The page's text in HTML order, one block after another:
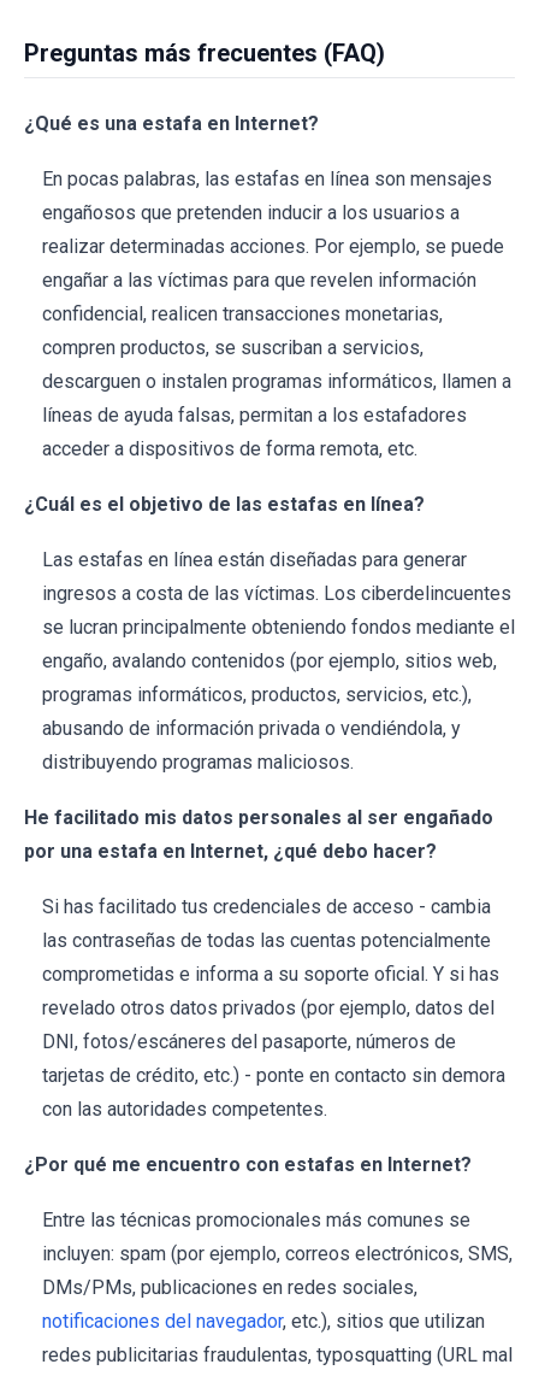
Preguntas más frecuentes (FAQ)
¿Qué es una estafa en Internet?
En pocas palabras, las estafas en línea son mensajes
engañosos que pretenden inducir a los usuarios a
realizar determinadas acciones. Por ejemplo, se puede
engañar a las víctimas para que revelen información
confidencial, realicen transacciones monetarias,
compren productos, se suscriban a servicios,
descarguen o instalen programas informáticos, llamen a
líneas de ayuda falsas, permitan a los estafadores
acceder a dispositivos de forma remota, etc.
¿Cuál es el objetivo de las estafas en línea?
Las estafas en línea están diseñadas para generar
ingresos a costa de las víctimas. Los ciberdelincuentes
se lucran principalmente obteniendo fondos mediante el
engaño, avalando contenidos (por ejemplo, sitios web,
programas informáticos, productos, servicios, etc.),
abusando de información privada o vendiéndola, y
distribuyendo programas maliciosos.
He facilitado mis datos personales al ser engañado
por una estafa en Internet, ¿qué debo hacer?
Si has facilitado tus credenciales de acceso - cambia
las contraseñas de todas las cuentas potencialmente
comprometidas e informa a su soporte oficial. Y si has
revelado otros datos privados (por ejemplo, datos del
DNI, fotos/escáneres del pasaporte, números de
tarjetas de crédito, etc.) - ponte en contacto sin demora
con las autoridades competentes.
¿Por qué me encuentro con estafas en Internet?
Entre las técnicas promocionales más comunes se
incluyen: spam (por ejemplo, correos electrónicos, SMS,
DMs/PMs, publicaciones en redes sociales,
notificaciones del navegador, etc.), sitios que utilizan
redes publicitarias fraudulentas, typosquatting (URL mal